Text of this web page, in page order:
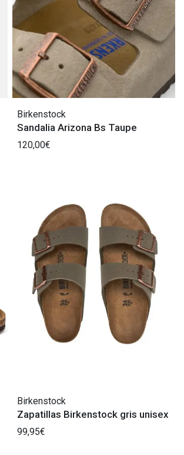
Birkenstock
Sandalia Arizona Bs Taupe
120,00€
Birkenstock
Zapatillas Birkenstock gris unisex
99,95€